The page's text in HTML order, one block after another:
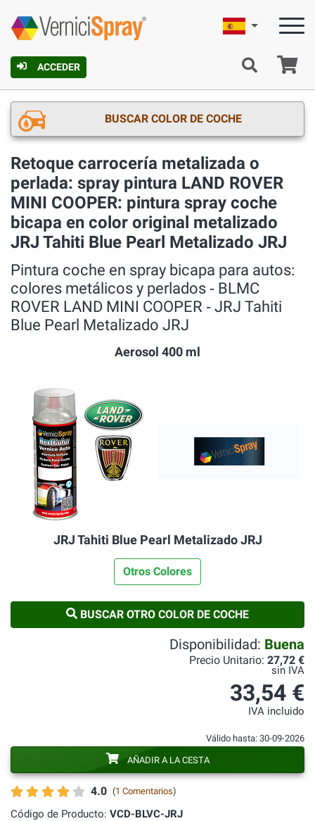
ACCEDER
Español
BUSCAR COLOR DE COCHE
Retoque carrocería metalizada o
perlada: spray pintura LAND ROVER
MINI COOPER: pintura spray coche
bicapa en color original metalizado
JRJ Tahiti Blue Pearl Metalizado JRJ
Pintura coche en spray bicapa para autos:
colores metálicos y perlados ‐ BLMC
ROVER LAND MINI COOPER ‐ JRJ Tahiti
Blue Pearl Metalizado JRJ
Aerosol 400 ml
JRJ Tahiti Blue Pearl Metalizado JRJ
Otros Colores
BUSCAR OTRO COLOR DE COCHE
4.0 (1 Comentarios)
Código de Producto: VCD-BLVC-JRJ
Disponibilidad: Buena
Precio Unitario: 27,72 €
sin IVA
33,54 €
IVA incluido
Válido hasta: 30-09-2026
AÑADIR A LA CESTA